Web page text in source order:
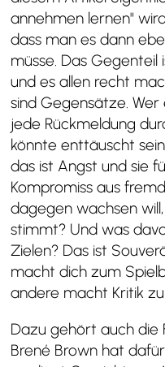
annehmen lernen"
dass man es dann
müsse. Das Gegenteil
und es allen recht
sind Gegensätze.
jede Rückmeldung
könnte enttäuscht
das ist Angst und sie
Kompromiss aus
dagegen wachsen
stimmt? Und was
Zielen? Das ist
macht dich zum
andere macht Kritik
Dazu gehört auch die
Brené Brown hat